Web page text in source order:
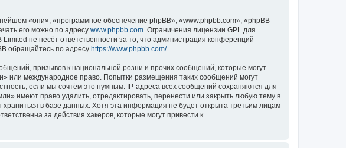
«они», «программное обеспечение phpBB», «www.phpbb.com», «phpBB
его можно по адресу www.phpbb.com. Ограничения лицензии GPL для
не несёт ответственности за то, что администрация конференций
обращайтесь по адресу https://www.phpbb.com/.
призывов к национальной розни и прочих сообщений, которые могут
или международное право. Попытки размещения таких сообщений могут
если мы сочтём это нужным. IP-адреса всех сообщений сохраняются для
имеют право удалить, отредактировать, перенести или закрыть любую тему в
в базе данных. Хотя эта информация не будет открыта третьим лицам
за действия хакеров, которые могут привести к